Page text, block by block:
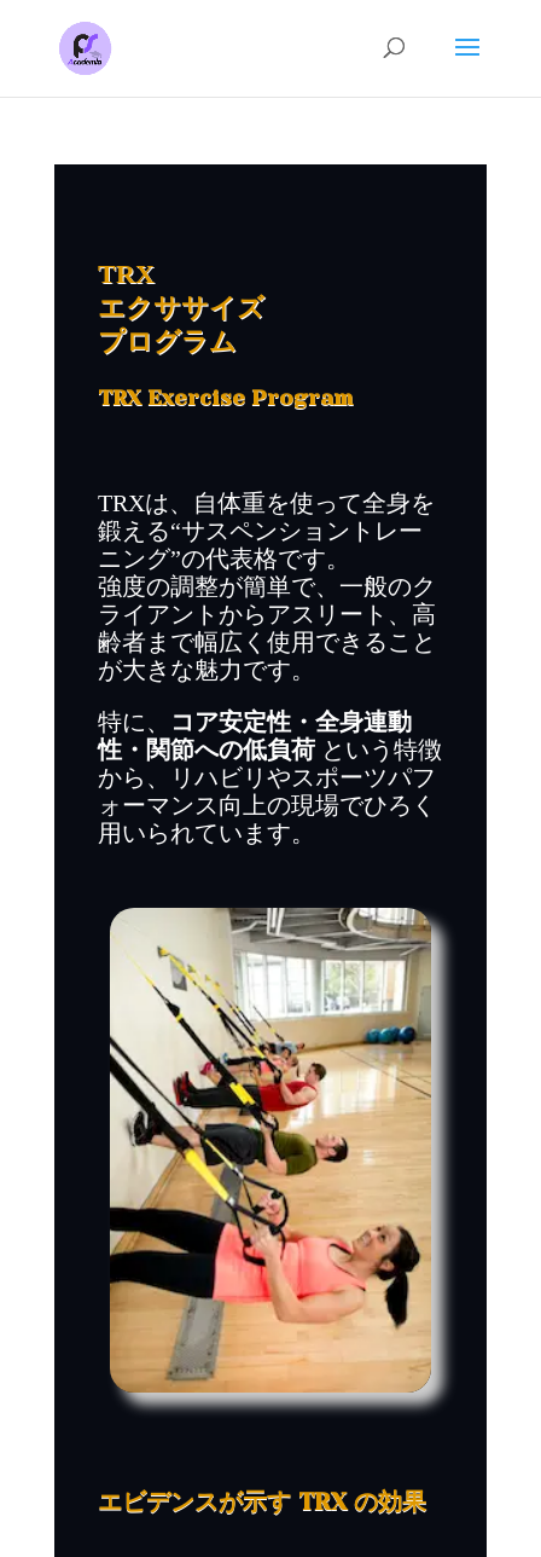
TRX
エクササイズ
プログラム
TRX Exercise Program
TRXは、自体重を使って全身を
鍛える“サスペンショントレー
ニング”の代表格です。
強度の調整が簡単で、一般のク
ライアントからアスリート、高
齢者まで幅広く使用できること
が大きな魅力です。
特に、
コア安定性・全身連動
性・関節への低負荷という特徴
から、リハビリやスポーツパフ
ォーマンス向上の現場でひろく
用いられています。
エビデンスが示す TRX の効果